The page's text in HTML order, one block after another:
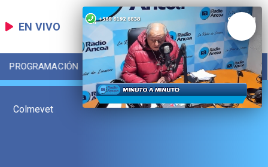
EN VIVO
PROGRAMACIÓN LOCAL DEPORTES
Colmevet